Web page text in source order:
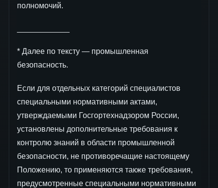
полномочий.
* Далее по тексту — промышленная
безопасность.
Если для отдельных категорий специалистов
специальными нормативными актами,
утверждаемыми Госгортехнадзором России,
установлены дополнительные требования к
контролю знаний в области промышленной
безопасности, не противоречащие настоящему
Положению, то применяются также требования,
предусмотренные специальными нормативными